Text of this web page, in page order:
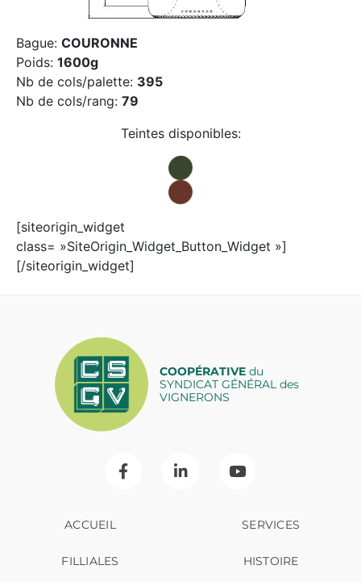
Bague: COURONNE
Poids: 1600g
Nb de cols/palette: 395
Nb de cols/rang: 79
Teintes disponibles:
[siteorigin_widget
class= »SiteOrigin_Widget_Button_Widget »]
[/siteorigin_widget]
COOPÉRATIVEdu
SYNDICAT GÉNÉRAL des
VIGNERONS
ACCUEIL SERVICES
FILLIALES HISTOIRE